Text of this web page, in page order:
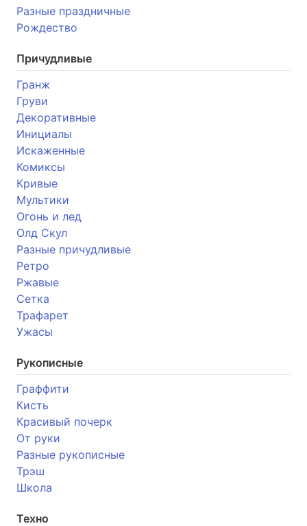
Разные праздничные
Рождество
Причудливые
Гранж
Груви
Декоративные
Инициалы
Искаженные
Комиксы
Кривые
Мультики
Огонь и лед
Олд Скул
Разные причудливые
Ретро
Ржавые
Сетка
Трафарет
Ужасы
Рукописные
Граффити
Кисть
Красивый почерк
От руки
Разные рукописные
Трэш
Школа
Техно